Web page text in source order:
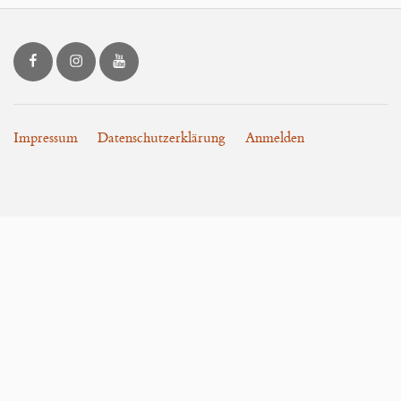
Blog
LOON.art bei Facebook
LOON.art bei Instagram
LOON.art bei YouTube
Impressum Datenschutzerklärung Anmelden